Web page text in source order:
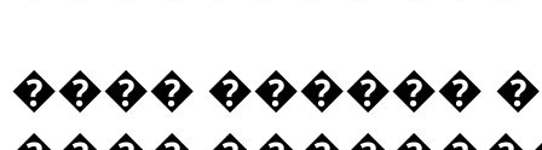
���� ������